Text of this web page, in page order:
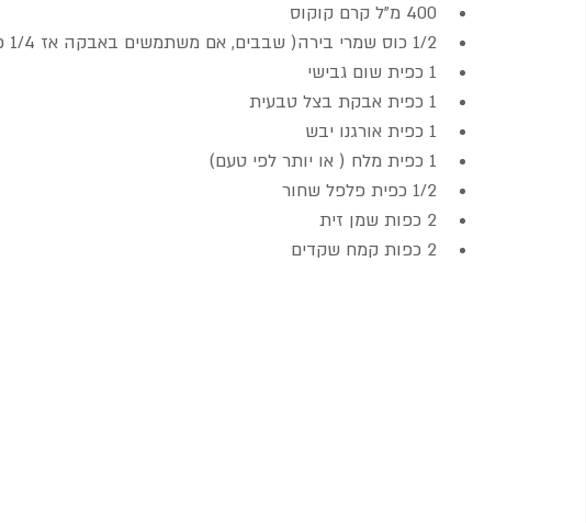
400 מ"ל קרם קוקוס
1/2 כוס שמרי בירה( שבבים, אם משתמשים באבקה אז 1/4 כוס)
1 כפית שום גבישי
1 כפית אבקת בצל טבעית
1 כפית אורגנו יבש
1 כפית מלח ( או יותר לפי טעם)
1/2 כפית פלפל שחור
2 כפות שמן זית
2 כפות קמח שקדים